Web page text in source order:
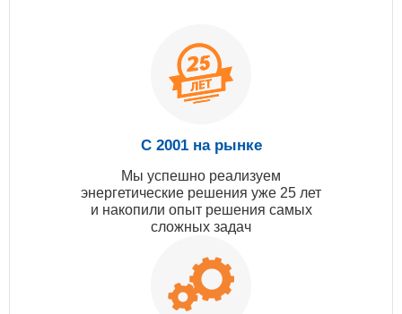
С 2001 на рынке
Мы успешно реализуем
энергетические решения уже 25 лет
и накопили опыт решения самых
сложных задач